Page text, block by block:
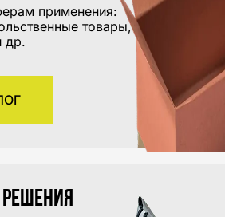
применения:
товары,
др.